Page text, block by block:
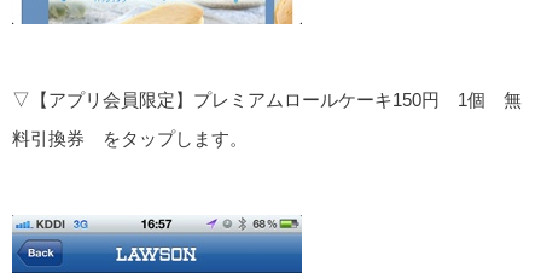
▽【アプリ会員限定】プレミアムロールケーキ150円 1個 無
料引換券 をタップします。